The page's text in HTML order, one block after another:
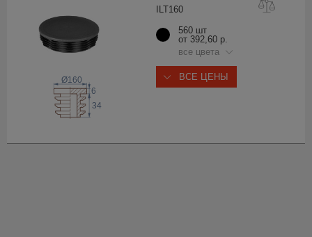
ILT160
6
34
Ø160
560 шт
от 392,60 р.
все цвета
ВСЕ ЦЕНЫ